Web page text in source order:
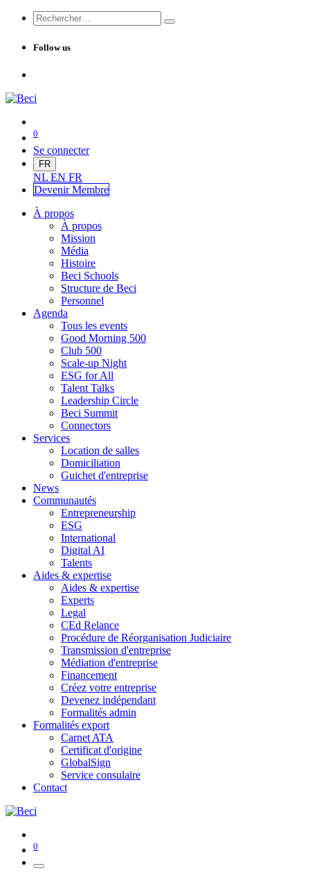
Follow us
0
Se connecter
FR
NL EN FR
Devenir Membre
À propos
À propos
Mission
Média
Histoire
Beci Schools
Structure de Beci
Personnel
Agenda
Tous les events
Good Morning 500
Club 500
Scale-up Night
ESG for All
Talent Talks
Leadership Circle
Beci Summit
Connectors
Services
Location de salles
Domiciliation
Guichet d'entreprise
News
Communautés
Entrepreneurship
ESG
International
Digital AI
Talents
Aides & expertise
Aides & expertise
Experts
Legal
CEd Relance
Procédure de Réorganisation Judiciaire
Transmission d'entreprise
Médiation d'entreprise
Financement
Créez votre entreprise
Devenez indépendant
Formalités admin
Formalités export
Carnet ATA
Certificat d'origine
GlobalSign
Service consulaire
Contact
0